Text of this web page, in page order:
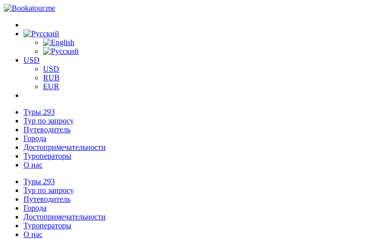
USD
USD
RUB
EUR
Туры 293
Тур по запросу
Путеводитель
Города
Достопримечательности
Туроператоры
О нас
Туры 293
Тур по запросу
Путеводитель
Города
Достопримечательности
Туроператоры
О нас